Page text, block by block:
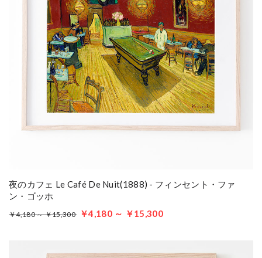
夜のカフェ Le Café De Nuit(1888) - フィンセント・ファ
ン・ゴッホ
￥4,180 ～ ￥15,300 ￥4,180 ～ ￥15,300